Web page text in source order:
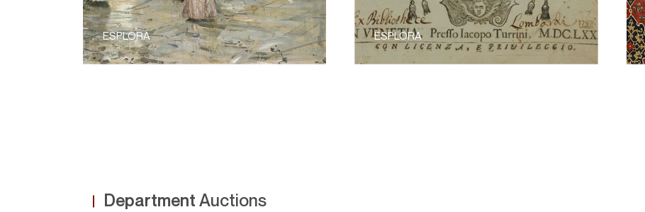
ESPLORA ESPLORA
Department Auctions